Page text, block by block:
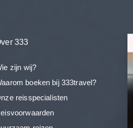
333
zijn wij?
boeken bij 333travel?
reisspecialisten